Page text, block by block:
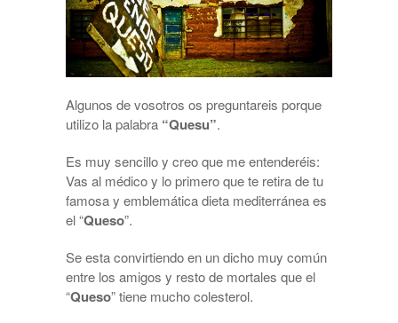
Algunos de vosotros os preguntareis porque
utilizo la palabra “Quesu”.
Es muy sencillo y creo que me entenderéis:
Vas al médico y lo primero que te retira de tu
famosa y emblemática dieta mediterránea es
el “Queso”.
Se esta convirtiendo en un dicho muy común
entre los amigos y resto de mortales que el
“Queso” tiene mucho colesterol.